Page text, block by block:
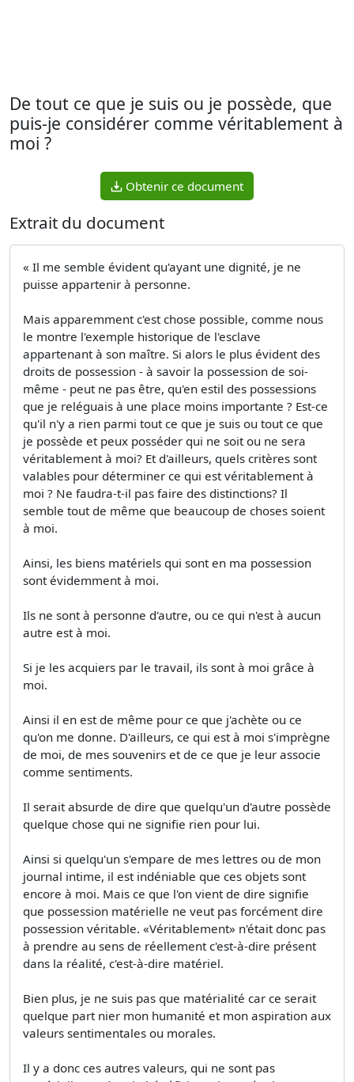
De tout ce que je suis ou je possède, que
puis-je considérer comme véritablement à
moi ?
Obtenir ce document
Extrait du document
« Il me semble évident qu'ayant une dignité, je ne
puisse appartenir à personne.
Mais apparemment c'est chose possible, comme nous
le montre l'exemple historique de l'esclave
appartenant à son maître. Si alors le plus évident des
droits de possession - à savoir la possession de soi-
même - peut ne pas être, qu'en estil des possessions
que je reléguais à une place moins importante ? Est-ce
qu'il n'y a rien parmi tout ce que je suis ou tout ce que
je possède et peux posséder qui ne soit ou ne sera
véritablement à moi? Et d'ailleurs, quels critères sont
valables pour déterminer ce qui est véritablement à
moi ? Ne faudra-t-il pas faire des distinctions? Il
semble tout de même que beaucoup de choses soient
à moi.
Ainsi, les biens matériels qui sont en ma possession
sont évidemment à moi.
Ils ne sont à personne d'autre, ou ce qui n'est à aucun
autre est à moi.
Si je les acquiers par le travail, ils sont à moi grâce à
moi.
Ainsi il en est de même pour ce que j'achète ou ce
qu'on me donne. D'ailleurs, ce qui est à moi s'imprègne
de moi, de mes souvenirs et de ce que je leur associe
comme sentiments.
Il serait absurde de dire que quelqu'un d'autre possède
quelque chose qui ne signifie rien pour lui.
Ainsi si quelqu'un s'empare de mes lettres ou de mon
journal intime, il est indéniable que ces objets sont
encore à moi. Mais ce que l'on vient de dire signifie
que possession matérielle ne veut pas forcément dire
possession véritable. «Véritablement» n'était donc pas
à prendre au sens de réellement c'est-à-dire présent
dans la réalité, c'est-à-dire matériel.
Bien plus, je ne suis pas que matérialité car ce serait
quelque part nier mon humanité et mon aspiration aux
valeurs sentimentales ou morales.
Il y a donc ces autres valeurs, qui ne sont pas